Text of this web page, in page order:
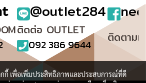
@outlet284
ติดต่อ OUTLET
092 386 9644 ติดตามเ
กกี้ เพื่อเพิ่มประสิทธิภาพและประสบการณ์ที่ดี